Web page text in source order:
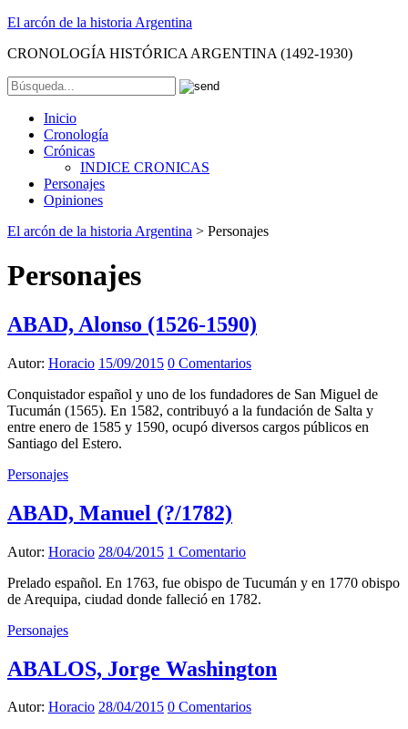
El arcón de la historia Argentina
CRONOLOGÍA HISTÓRICA ARGENTINA (1492-1930)
Inicio
Cronología
Crónicas
INDICE CRONICAS
Personajes
Opiniones
El arcón de la historia Argentina > Personajes
Personajes
ABAD, Alonso (1526-1590)
Autor: Horacio 15/09/2015 0 Comentarios
Conquistador español y uno de los fundadores de San Miguel de
Tucumán (1565). En 1582, contribuyó a la fundación de Salta y
entre enero de 1585 y 1590, ocupó diversos cargos públicos en
Santiago del Estero.
Personajes
ABAD, Manuel (?/1782)
Autor: Horacio 28/04/2015 1 Comentario
Prelado español. En 1763, fue obispo de Tucumán y en 1770 obispo
de Arequipa, ciudad donde falleció en 1782.
Personajes
ABALOS, Jorge Washington
Autor: Horacio 28/04/2015 0 Comentarios